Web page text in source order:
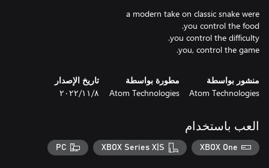
you, control the game.
منشور بواسطة
Atom Technologies
مطورة بواسطة
Atom Technologies
تاريخ الإصدار
٨‏/١١‏/٢٠٢٢
العب باستخدام
XBOX One
XBOX Series X|S
PC